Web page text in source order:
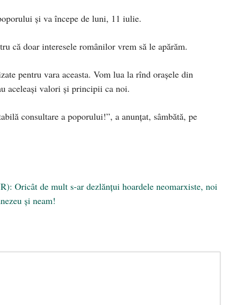
și va începe de luni, 11 iulie.
că doar interesele românilor vrem să le apărăm.
pentru vara aceasta. Vom lua la rînd orașele din
aceleași valori și principii ca noi.
consultare a poporului!”, a anunțat, sâmbătă, pe
Oricât de mult s-ar dezlănțui hoardele neomarxiste, noi
și neam!